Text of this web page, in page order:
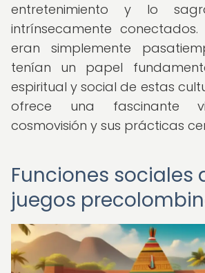
entretenimiento y lo
intrínsecamente
eran simplemente
tenían un papel
espiritual y social de estas
ofrece una fascinante
cosmovisión y sus prácticas
Funciones sociales
juegos